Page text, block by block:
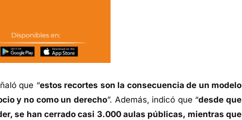
que “estos recortes son la consecuencia de un modelo
y no como un derecho”. Además, indicó que “desde que
se han cerrado casi 3.000 aulas públicas, mientras que